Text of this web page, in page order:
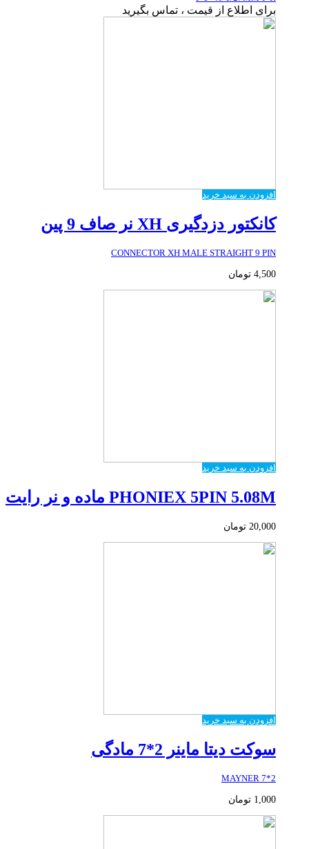
برای اطلاع از قیمت ، تماس بگیرید
افزودن به سبد خرید
کانکتور دزدگیری XH نر صاف 9 پین
CONNECTOR XH MALE STRAIGHT 9 PIN
4,500 تومان
افزودن به سبد خرید
PHONIEX 5PIN 5.08M ماده و نر رایت
20,000 تومان
افزودن به سبد خرید
سوکت دیتا ماینر 2*7 مادگی
2*7 MAYNER
1,000 تومان